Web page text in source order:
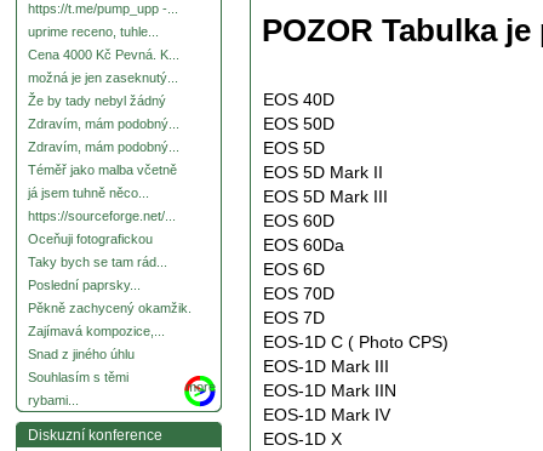
https://t.me/pump_upp -...
uprime receno, tuhle...
Cena 4000 Kč Pevná. K...
možná je jen zaseknutý...
Že by tady nebyl žádný
Zdravím, mám podobný...
Zdravím, mám podobný...
Téměř jako malba včetně
já jsem tuhně něco...
https://sourceforge.net/...
Oceňuji fotografickou
Taky bych se tam rád...
Poslední paprsky...
Pěkně zachycený okamžik.
Zajímavá kompozice,...
Snad z jiného úhlu
Souhlasím s těmi
rybami...
more
Diskuzní konference
POZOR Tabulka
EOS 40D
EOS 50D
EOS 5D
EOS 5D Mark II
EOS 5D Mark III
EOS 60D
EOS 60Da
EOS 6D
EOS 70D
EOS 7D
EOS-1D C ( Photo CPS)
EOS-1D Mark III
EOS-1D Mark IIN
EOS-1D Mark IV
EOS-1D X